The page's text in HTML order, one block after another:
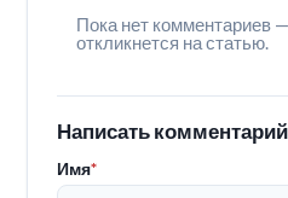
Пока нет комментариев
откликнется на статью.
Написать комментарий
Имя*